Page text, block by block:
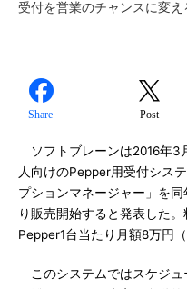
受付を営業のチャンスに変え
Share Post
ソフトブレーンは2016年3
人向けのPepper用受付シス
プションマネージャー」を同
り販売開始すると発表した。
Pepper1台当たり月額8万円（
このシステムではスケジュ